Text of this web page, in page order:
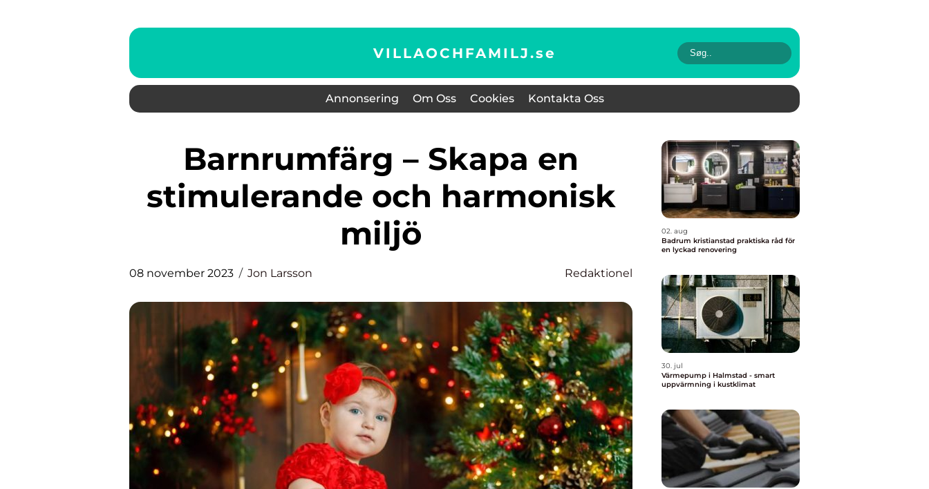
VILLAOCHFAMILJ.se
Annonsering Om Oss Cookies Kontakta Oss
Barnrumfärg – Skapa en
stimulerande och harmonisk
miljö
08 november 2023 Jon Larsson Redaktionel
02. aug
Badrum kristianstad praktiska råd för
en lyckad renovering
30. jul
Värmepump i Halmstad - smart
uppvärmning i kustklimat